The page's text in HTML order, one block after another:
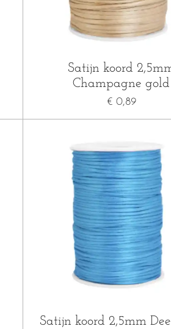
Satijn koord
Champagne gold
€ 0,89
Satijn koord 2,5mm